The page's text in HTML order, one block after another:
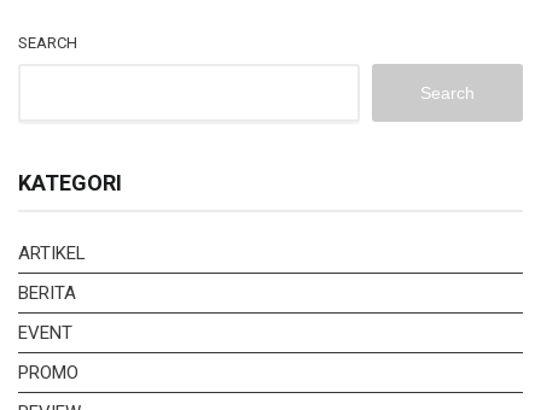
SEARCH
Search
KATEGORI
ARTIKEL
BERITA
EVENT
PROMO